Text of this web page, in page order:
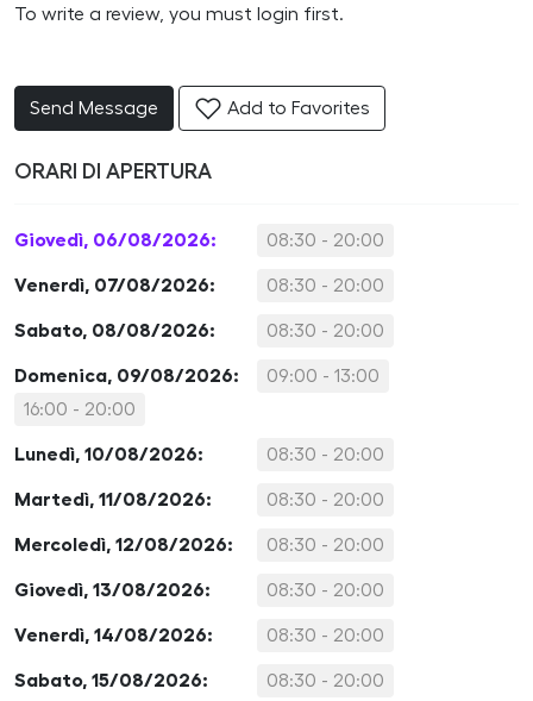
To write a review, you must login first.
Send Message Add to Favorites
ORARI DI APERTURA
Giovedì, 06/08/2026: 08:30 - 20:00
Venerdì, 07/08/2026: 08:30 - 20:00
Sabato, 08/08/2026: 08:30 - 20:00
Domenica, 09/08/2026:
09:00 - 13:00
16:00 - 20:00
Lunedì, 10/08/2026: 08:30 - 20:00
Martedì, 11/08/2026: 08:30 - 20:00
Mercoledì, 12/08/2026: 08:30 - 20:00
Giovedì, 13/08/2026: 08:30 - 20:00
Venerdì, 14/08/2026: 08:30 - 20:00
Sabato, 15/08/2026: 08:30 - 20:00